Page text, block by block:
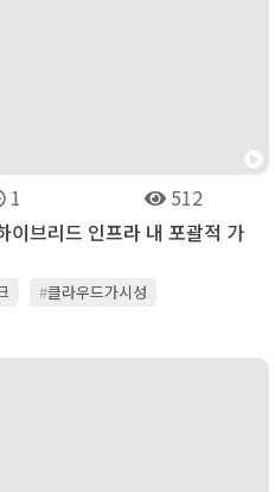
1
512
이브리드 인프라 내 포괄적 가
#클라우드가시성